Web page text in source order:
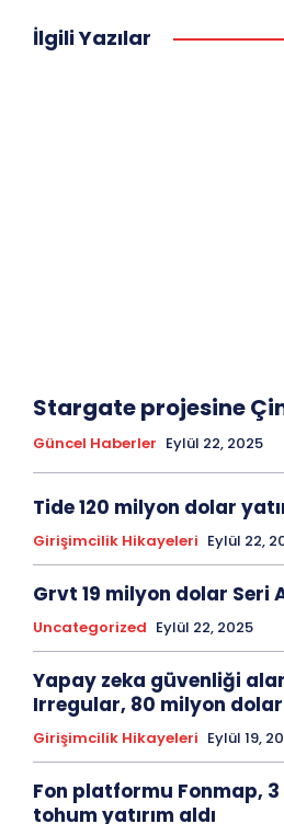
İlgili Yazılar
Stargate projesine
Güncel Haberler Eylül 22, 2025
Tide 120 milyon dolar
Girişimcilik Hikayeleri Eylül 22,
Grvt 19 milyon dolar Seri
Uncategorized Eylül 22, 2025
Yapay zeka güvenliği
Irregular, 80 milyon dolar
Girişimcilik Hikayeleri Eylül 19,
Fon platformu Fonmap,
tohum yatırım aldı